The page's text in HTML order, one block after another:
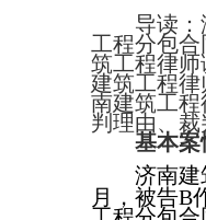
导读：
工程分包
筑工程律师
建筑工程律
南建筑工
判理由、
基本案
济南建
月，被告B